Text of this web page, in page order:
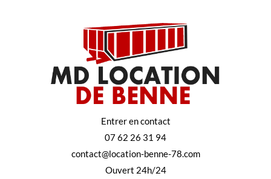
Entrer en contact
07 62 26 31 94
contact@location-benne-78.com
Ouvert 24h/24